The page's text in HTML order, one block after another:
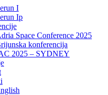
I
Ip
Space Conference 2025
konferencija
2025 – SYDNEY